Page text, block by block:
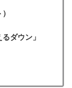
ダウン」